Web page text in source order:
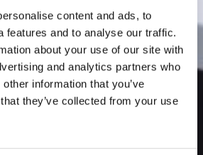
content and ads, to
features and to analyse our traffic.
about your use of our site with
and analytics partners who
information that you’ve
they’ve collected from your use